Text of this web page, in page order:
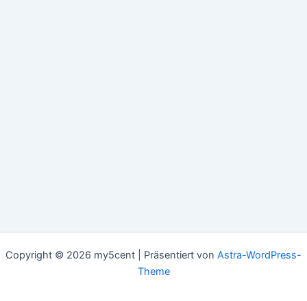
Copyright © 2026 my5cent | Präsentiert von Astra-WordPress-
Theme